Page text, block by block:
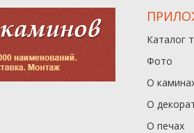
Каталог
Фото
О
О
О печах